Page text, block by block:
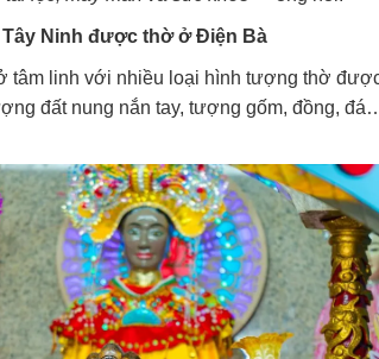
Ninh được thờ ở Điện Bà
tâm linh với nhiều loại hình tượng thờ
đất nung nắn tay, tượng gốm, đồng,